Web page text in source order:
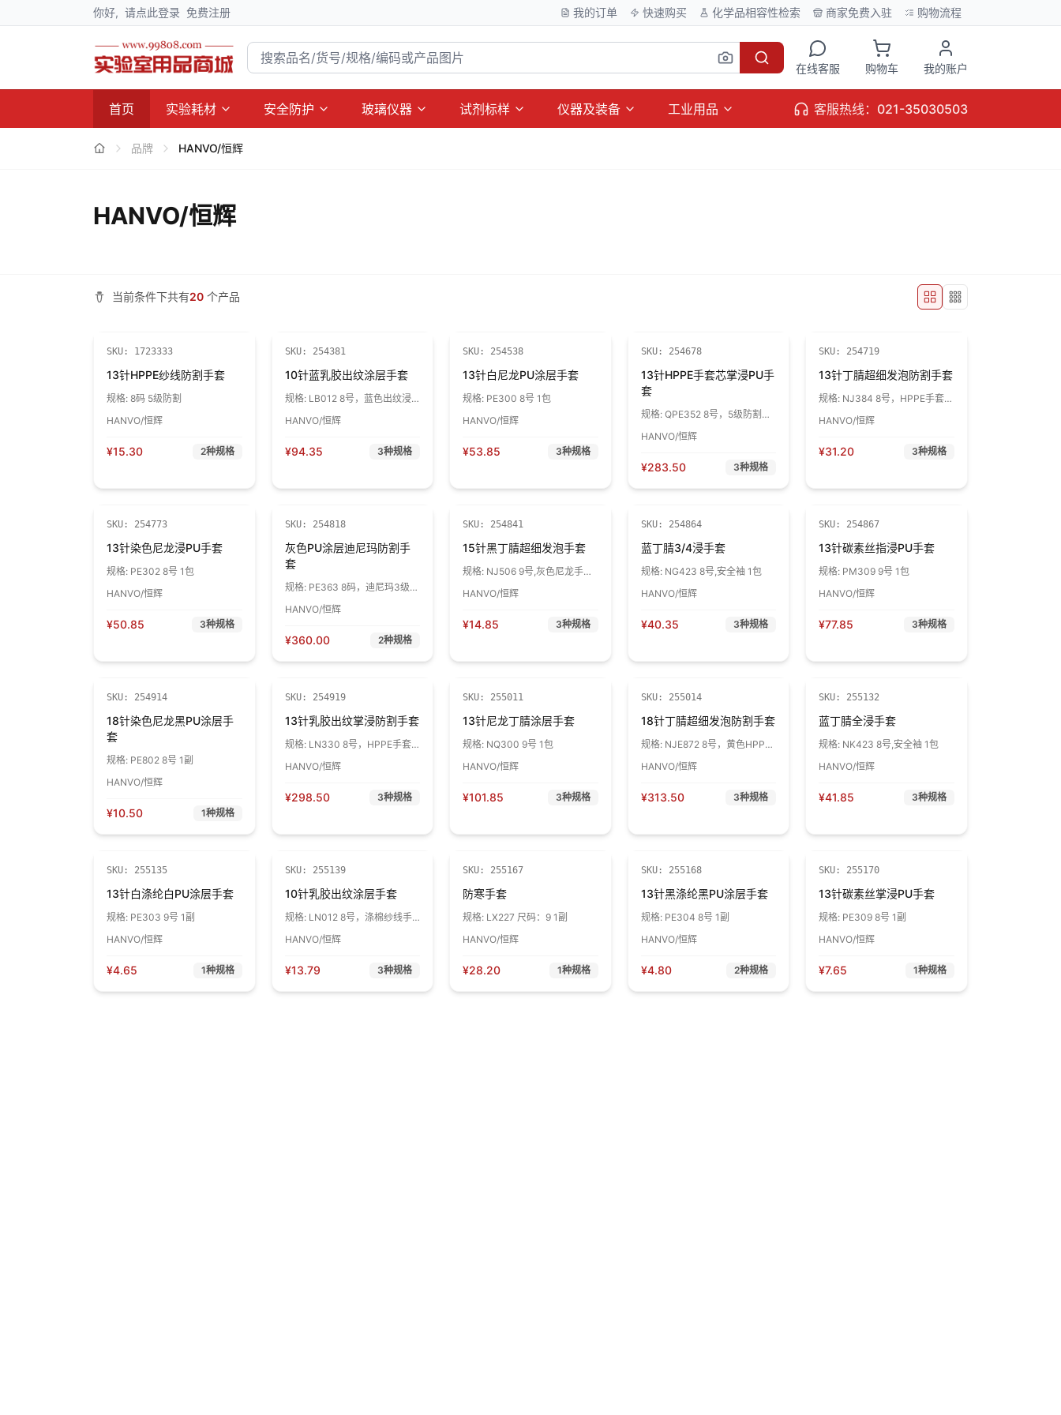
你好, 请点此登录 免费注册 我的订单 快速购买 化学品相容性检索 商家免费入驻 购物流程
在线客服 购物车 我的账户
首页 实验耗材 安全防护 玻璃仪器 试剂标样 仪器及装备 工业用品 客服热线：021-35030503
品牌 HANVO/恒辉
HANVO/恒辉
当前条件下共有20 个产品
SKU: 1723333
13针HPPE纱线防割手套
规格: 8码 5级防割
HANVO/恒辉
¥15.30 2种规格
SKU: 254381
10针蓝乳胶出纹涂层手套
规格: LB012 8号，蓝色出纹浸
HANVO/恒辉
¥94.35 3种规格
SKU: 254538
13针白尼龙PU涂层手套
规格: PE300 8号 1包
HANVO/恒辉
¥53.85 3种规格
SKU: 254678
13针HPPE手套芯掌浸PU手
套
规格: QPE352 8号，5级防割，
HANVO/恒辉
¥283.50 3种规格
SKU: 254719
13针丁腈超细发泡防割手套
规格: NJ384 8号，HPPE手套
HANVO/恒辉
¥31.20 3种规格
SKU: 254773
13针染色尼龙浸PU手套
规格: PE302 8号 1包
HANVO/恒辉
¥50.85 3种规格
SKU: 254818
灰色PU涂层迪尼玛防割手
套
规格: PE363 8码，迪尼玛3级防
HANVO/恒辉
¥360.00 2种规格
SKU: 254841
15针黑丁腈超细发泡手套
规格: NJ506 9号,灰色尼龙手套
HANVO/恒辉
¥14.85 3种规格
SKU: 254864
蓝丁腈3/4浸手套
规格: NG423 8号,安全袖 1包
HANVO/恒辉
¥40.35 3种规格
SKU: 254867
13针碳素丝指浸PU手套
规格: PM309 9号 1包
HANVO/恒辉
¥77.85 3种规格
SKU: 254914
18针染色尼龙黑PU涂层手
套
规格: PE802 8号 1副
HANVO/恒辉
¥10.50 1种规格
SKU: 254919
13针乳胶出纹掌浸防割手套
规格: LN330 8号，HPPE手套
HANVO/恒辉
¥298.50 3种规格
SKU: 255011
13针尼龙丁腈涂层手套
规格: NQ300 9号 1包
HANVO/恒辉
¥101.85 3种规格
SKU: 255014
18针丁腈超细发泡防割手套
规格: NJE872 8号，黄色HPPE
HANVO/恒辉
¥313.50 3种规格
SKU: 255132
蓝丁腈全浸手套
规格: NK423 8号,安全袖 1包
HANVO/恒辉
¥41.85 3种规格
SKU: 255135
13针白涤纶白PU涂层手套
规格: PE303 9号 1副
HANVO/恒辉
¥4.65 1种规格
SKU: 255139
10针乳胶出纹涂层手套
规格: LN012 8号，涤棉纱线手
HANVO/恒辉
¥13.79 3种规格
SKU: 255167
防寒手套
规格: LX227 尺码：9 1副
HANVO/恒辉
¥28.20 1种规格
SKU: 255168
13针黑涤纶黑PU涂层手套
规格: PE304 8号 1副
HANVO/恒辉
¥4.80 2种规格
SKU: 255170
13针碳素丝掌浸PU手套
规格: PE309 8号 1副
HANVO/恒辉
¥7.65 1种规格